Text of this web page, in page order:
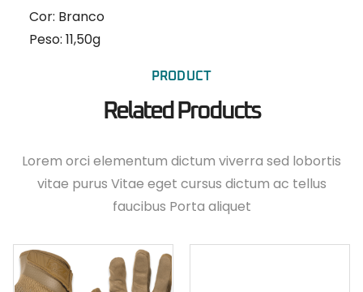
Cor: Branco
Peso: 11,50g
PRODUCT
Related Products
Lorem orci elementum dictum viverra sed lobortis
vitae purus Vitae eget cursus dictum ac tellus
faucibus Porta aliquet